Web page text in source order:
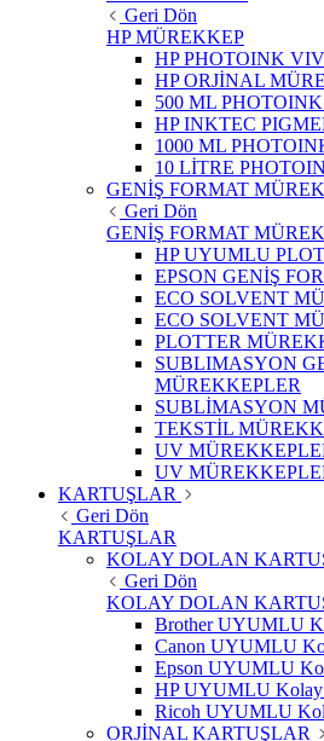
Geri Dön
HP MÜREKKEP
HP PHOTOINK
HP ORJİNAL
500 ML
HP INKTEC
1000 ML
10 LİTRE
GENİŞ FORMAT
Geri Dön
GENİŞ FORMAT
HP UYUMLU
EPSON GENİŞ
ECO SOLVENT
ECO SOLVENT
PLOTTER
SUBLIMASYON
MÜREKKEPLER
SUBLİMASYON
TEKSTİL
UV
UV
KARTUŞLAR
Geri Dön
KARTUŞLAR
KOLAY DOLAN
Geri Dön
KOLAY DOLAN
Brother UYUMLU
Canon UYUMLU
Epson UYUMLU
HP UYUMLU Kolay
Ricoh UYUMLU
ORJİNAL KARTUŞLAR